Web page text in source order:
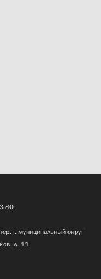
80
г. муниципальный округ
д. 11